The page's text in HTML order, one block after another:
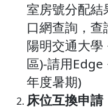
室房號分配結
口網查詢，查
陽明交通大
區)-請用
年度暑期)
床位互換申請